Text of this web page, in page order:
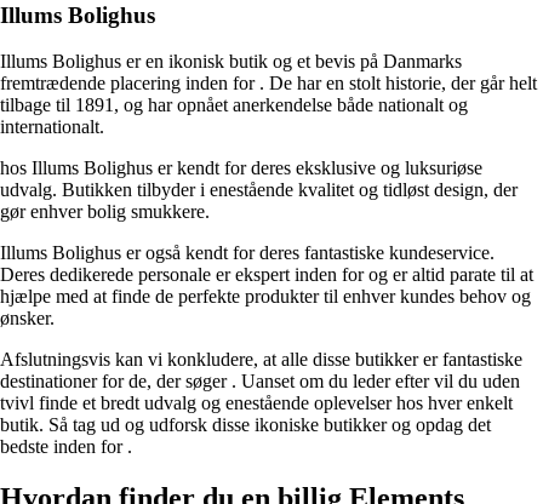
Illums Bolighus
Illums Bolighus er en ikonisk butik og et bevis på Danmarks
fremtrædende placering inden for . De har en stolt historie, der går helt
tilbage til 1891, og har opnået anerkendelse både nationalt og
internationalt.
hos Illums Bolighus er kendt for deres eksklusive og luksuriøse
udvalg. Butikken tilbyderi enestående kvalitet og tidløst design, der
gør enhver bolig smukkere.
Illums Bolighus er også kendt for deres fantastiske kundeservice.
Deres dedikerede personale er ekspert inden forog er altid parate til at
hjælpe med at finde de perfekte produkter til enhver kundes behov og
ønsker.
Afslutningsvis kan vi konkludere, at alle disse butikker er fantastiske
destinationer for de, der søger . Uanset om du leder eftervil du uden
tvivl finde et bredt udvalg og enestående oplevelser hos hver enkelt
butik. Så tag ud og udforsk disse ikoniske butikker og opdag det
bedste inden for .